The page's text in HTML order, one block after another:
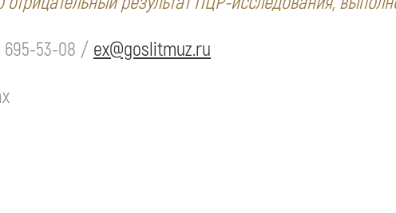
695-53-08 / ex@goslitmuz.ru